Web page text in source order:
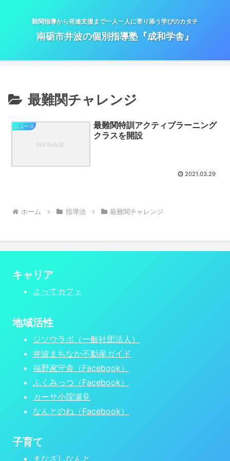
難関指導から発達支援まで一人一人に寄り添う学びのカタチ
南砺市井波の個別指導塾『成和学舎』
最難関チャレンジ
ニュース
最難関特訓アクティブラーニング
クラスを開設
2021.03.29
ホーム 指導法 最難関チャレンジ
キャリア
よってカフェ
地域活性
ジソウラボ（一般社団法人）
井波まちなか不動産ガイド
福野家守舎（Facebook）
ふくみっつ（Facebook）
カーサ小院瀬見
なんとのね（Facebook）
子育て
まなざしなんと